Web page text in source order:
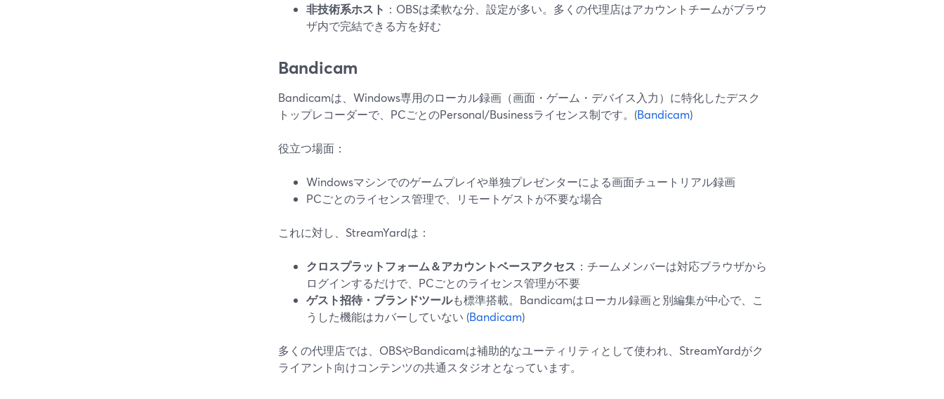
非技術系ホスト ：OBSは柔軟な分、設定が多い。多くの代理店はアカウントチームがブラウ
ザ内で完結できる方を好む
Bandicam
Bandicamは、Windows専用のローカル録画（画面・ゲーム・デバイス入力）に特化したデスク
トップレコーダーで、PCごとのPersonal/Businessライセンス制です。(Bandicam)
役立つ場面：
Windowsマシンでのゲームプレイや単独プレゼンターによる画面チュートリアル録画
PCごとのライセンス管理で、リモートゲストが不要な場合
これに対し、StreamYardは：
クロスプラットフォーム＆アカウントベースアクセス ：チームメンバーは対応ブラウザから
ログインするだけで、PCごとのライセンス管理が不要
ゲスト招待・ブランドツールも標準搭載。Bandicamはローカル録画と別編集が中心で、こ
うした機能はカバーしていない (Bandicam)
多くの代理店では、OBSやBandicamは補助的なユーティリティとして使われ、StreamYardがク
ライアント向けコンテンツの共通スタジオとなっています。